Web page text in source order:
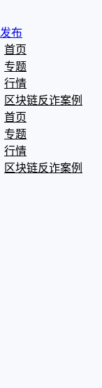
发布
首页
专题
行情
区块链反诈案例
首页
专题
行情
区块链反诈案例